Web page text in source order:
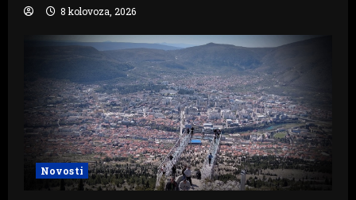
8 kolovoza, 2026
Novosti